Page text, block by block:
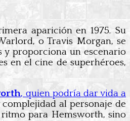
aparición en 1975. Su
o Travis Morgan, se
y proporciona un escenario
en el cine de superhéroes,
, quien podría dar vida a
al personaje de
para Hemsworth, sino